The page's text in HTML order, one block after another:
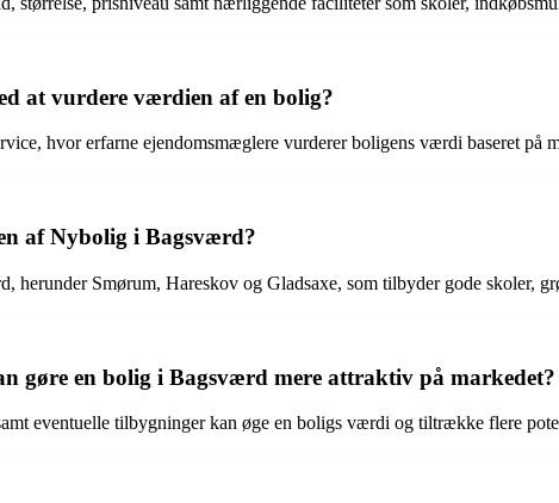
at vurdere værdien af en bolig?
hvor erfarne ejendomsmæglere vurderer boligens værdi baseret på
af Nybolig i Bagsværd?
herunder Smørum, Hareskov og Gladsaxe, som tilbyder gode skoler,
gøre en bolig i Bagsværd mere attraktiv på markedet?
eventuelle tilbygninger kan øge en boligs værdi og tiltrække flere